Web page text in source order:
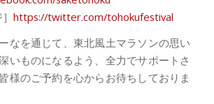
https://twitter.com/tohokufestival
なを通じて、東北風土マラソンの思い
いものになるよう、全力でサポートさ
様のご予約を心からお待ちしておりま